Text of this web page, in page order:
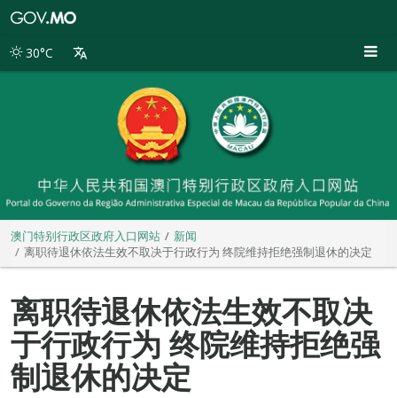
别
30°C
澳门特别行政区政府入口网站
新闻
离职待退休依法生效不取决于行政行为 终院维持拒绝强制退休的决定
离职待退休依法生效不取决
于行政行为 终院维持拒绝强
制退休的决定